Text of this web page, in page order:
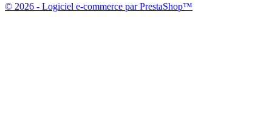
© 2026 - Logiciel e-commerce par PrestaShop™